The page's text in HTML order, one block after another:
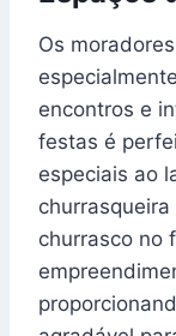
Os
encontros e
festas é
especiais ao
churrasco no